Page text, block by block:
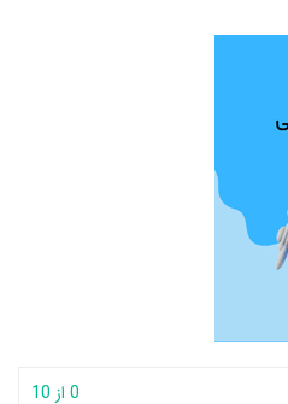
0 از 10